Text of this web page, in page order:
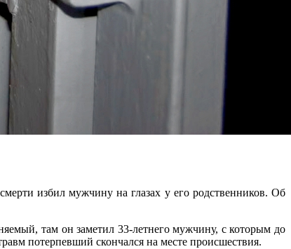
избил мужчину на глазах у его родственников. Об
там он заметил 33-летнего мужчину, с которым до
потерпевший скончался на месте происшествия.